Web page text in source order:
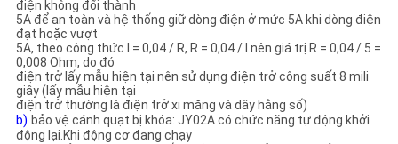
điện không đổi thành
5A để an toàn và hệ thống giữ dòng điện ở mức 5A khi dòng điện
đạt hoặc vượt
5A, theo công thức I = 0,04 / R, R = 0,04 / I nên giá trị R = 0,04 / 5 =
0,008 Ohm, do đó
điện trở lấy mẫu hiện tại nên sử dụng điện trở công suất 8 mili
giây (lấy mẫu hiện tại
điện trở thường là điện trở xi măng và dây hằng số)
b) bảo vệ cánh quạt bị khóa: JY02A có chức năng tự động khởi
động lại.Khi động cơ đang chạy